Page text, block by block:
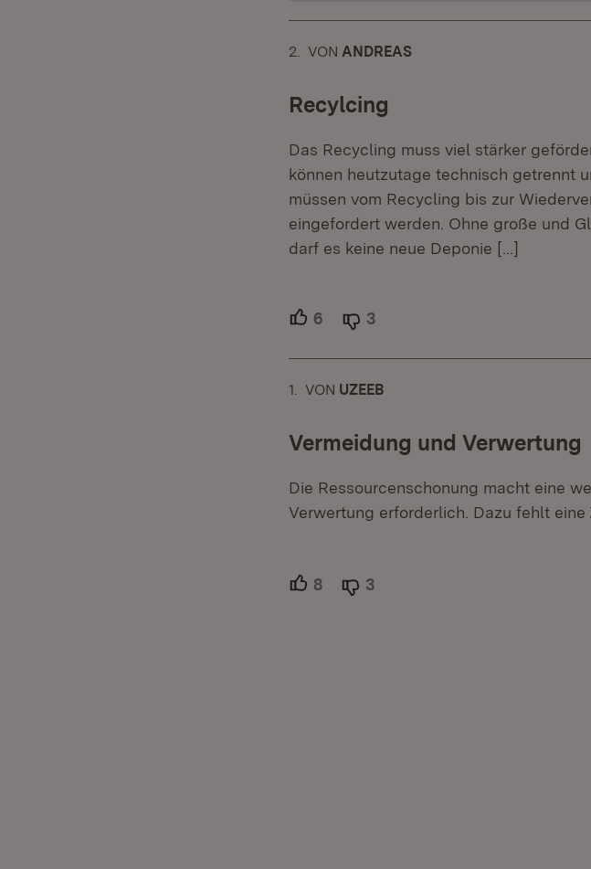
2. KOMMENTAR
VON :ANDREAS
Recylcing
Das Recycling muss viel stärker
können heutzutage technisch getrennt
müssen vom Recycling bis zur
eingefordert werden. Ohne große und
darf es keine neue Deponie […]
6 Unterstützer.
3
1. KOMMENTAR
VON :UZEEB
Vermeidung und Verwertung
Die Ressourcenschonung macht eine
Verwertung erforderlich. Dazu fehlt
8 Unterstützer.
3